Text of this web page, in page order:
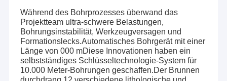
Während des Bohrprozesses überwand das
Projektteam ultra-schwere Belastungen,
Bohrungsinstabilität, Werkzeugversagen und
Formationslecks.Automatisches Bohrgerät mit einer
Länge von 000 mDiese Innovationen haben ein
selbstständiges Schlüsseltechnologie-System für
10.000 Meter-Bohrungen geschaffen.Der Brunnen